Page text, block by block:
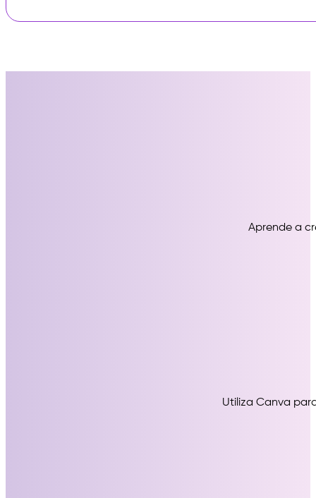
Aprende a
Utiliza Canva